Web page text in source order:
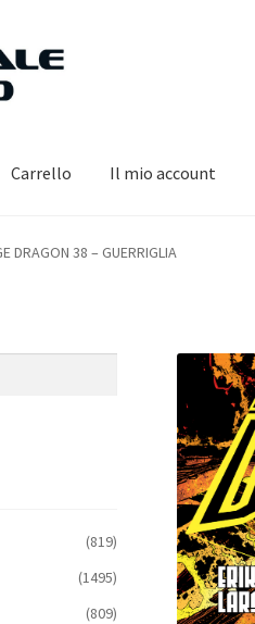
Carrello Il mio account
DRAGON 38 – GUERRIGLIA
(819)
(1495)
(809)